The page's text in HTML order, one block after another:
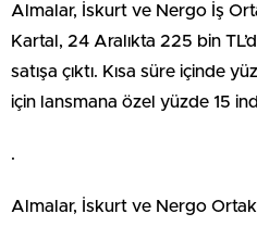
Almalar, İskurt ve Nergo İş
Kartal, 24 Aralıkta 225 bin
satışa çıktı. Kısa süre içinde
için lansmana özel yüzde 15
.
Almalar, İskurt ve Nergo